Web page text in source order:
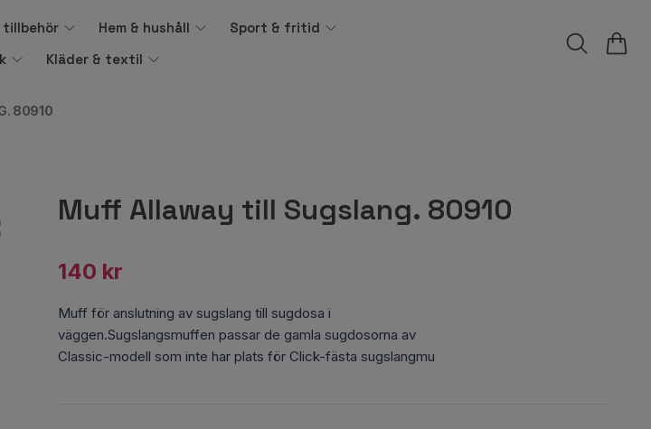
tillbehör Hem & hushåll
Sport & fritid
Kläder & textil
80910
Muff Allaway till Sugslang. 80910
140 kr
Muff för anslutning av sugslang till sugdosa i
väggen.Sugslangsmuffen passar de gamla sugdosorna av
Classic-modell som inte har plats för Click-fästa sugslangmu